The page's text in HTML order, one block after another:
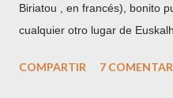
Biriatou , en francés), bonito
cualquier otro lugar de
localidad se encuentra
COMPARTIR 7